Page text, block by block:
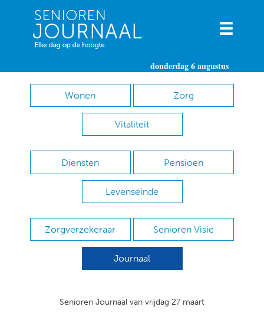
donderdag 6 augustus
Wonen Zorg
Vitaliteit
Diensten Pensioen
Levenseinde
Zorgverzekeraar Senioren Visie
Journaal
Senioren Journaal van vrijdag 27 maart